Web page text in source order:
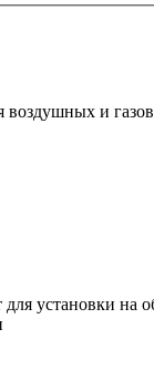
и
установки на